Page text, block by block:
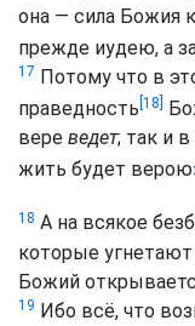
она — сила Божия
прежде иудею, а
17 Потому что в
праведность [18]
вере ведет; так и
жить будет верою
18 А на всякое
которые
Божий
19 Ибо всё, что